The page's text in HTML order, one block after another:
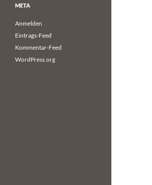
META
Anmelden
Eintrags-Feed
Kommentar-Feed
WordPress.org